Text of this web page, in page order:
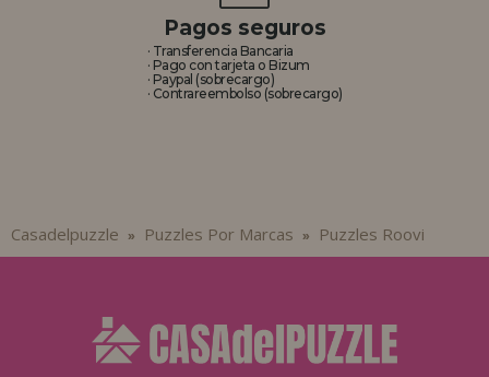
Pagos seguros
· Transferencia Bancaria
· Pago con tarjeta o Bizum
· Paypal (sobrecargo)
· Contrareembolso (sobrecargo)
Casadelpuzzle » Puzzles Por Marcas » Puzzles Roovi